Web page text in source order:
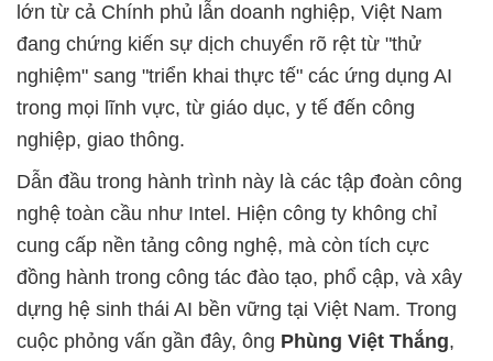
lớn từ cả Chính phủ lẫn doanh nghiệp, Việt Nam
đang chứng kiến sự dịch chuyển rõ rệt từ "thử
nghiệm" sang "triển khai thực tế" các ứng dụng AI
trong mọi lĩnh vực, từ giáo dục, y tế đến công
nghiệp, giao thông.
Dẫn đầu trong hành trình này là các tập đoàn công
nghệ toàn cầu như Intel. Hiện công ty không chỉ
cung cấp nền tảng công nghệ, mà còn tích cực
đồng hành trong công tác đào tạo, phổ cập, và xây
dựng hệ sinh thái AI bền vững tại Việt Nam. Trong
cuộc phỏng vấn gần đây, ông Phùng Việt Thắng,